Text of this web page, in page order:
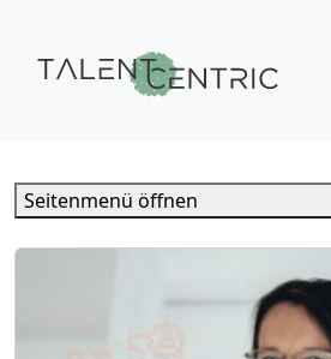
Seitenmenü öffnen